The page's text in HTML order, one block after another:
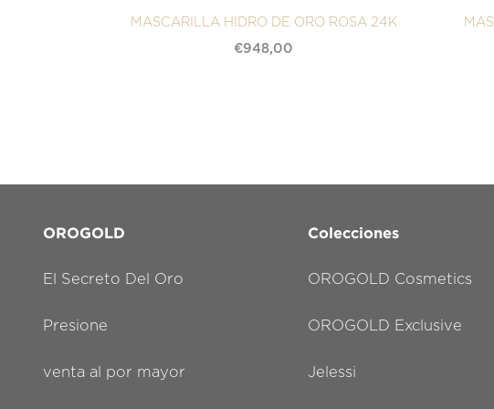
MASCARILLA HIDRO DE ORO ROSA 24K
€948,00
OROGOLD
El Secreto Del Oro
Presione
venta al por mayor
Colecciones
OROGOLD Cosmetics
OROGOLD Exclusive
Jelessi